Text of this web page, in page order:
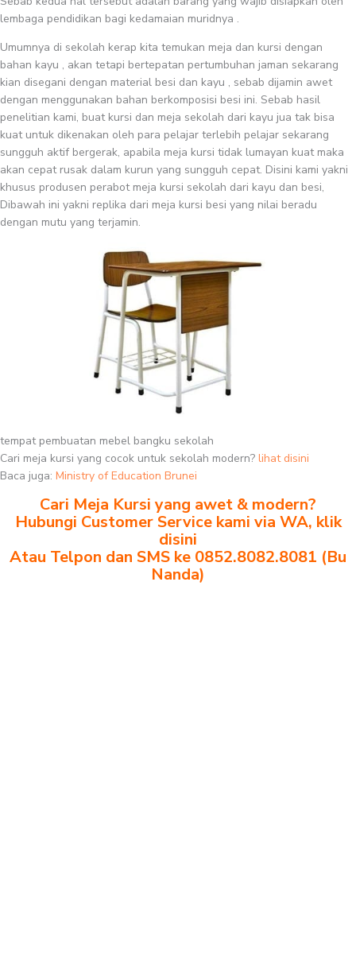
lembaga pendidikan bagi kedamaian muridnya .
Umumnya di sekolah kerap kita temukan meja dan kursi dengan
bahan kayu , akan tetapi bertepatan pertumbuhan jaman sekarang
kian disegani dengan material besi dan kayu , sebab dijamin awet
dengan menggunakan bahan berkomposisi besi ini. Sebab hasil
penelitian kami, buat kursi dan meja sekolah dari kayu jua tak bisa
kuat untuk dikenakan oleh para pelajar terlebih pelajar sekarang
sungguh aktif bergerak, apabila meja kursi tidak lumayan kuat maka
akan cepat rusak dalam kurun yang sungguh cepat. Disini kami yakni
khusus produsen perabot meja kursi sekolah dari kayu dan besi,
Dibawah ini yakni replika dari meja kursi besi yang nilai beradu
dengan mutu yang terjamin.
tempat pembuatan mebel bangku sekolah
Cari meja kursi yang cocok untuk sekolah modern? lihat disini
Baca juga: Ministry of Education Brunei
Cari Meja Kursi yang awet & modern?
Hubungi Customer Service kami via WA, klik
disini
Atau Telpon dan SMS ke 0852.8082.8081 (Bu
Nanda)